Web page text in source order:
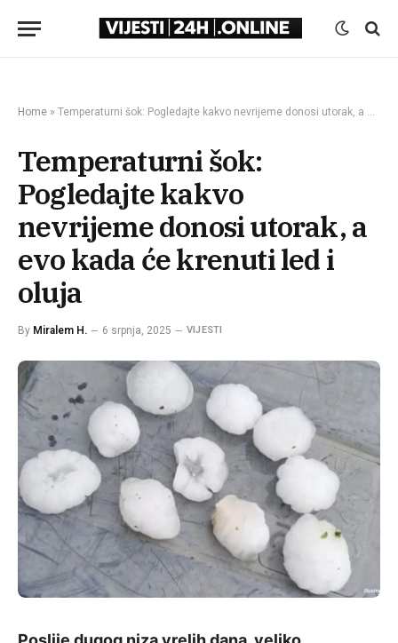
Home » Temperaturni šok: Pogledajte kakvo nevrijeme donosi utorak, a evo kada će krenuti led i oluja
Temperaturni šok:
Pogledajte kakvo
nevrijeme donosi utorak, a
evo kada će krenuti led i
oluja
By Miralem H. 6 srpnja, 2025 VIJESTI